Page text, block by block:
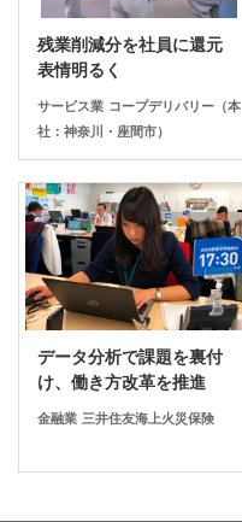
残業削減分を社員に還元
表情明るく
サービス業 コープデリバリー（本
社：神奈川・座間市）
データ分析で課題を裏付
け、働き方改革を推進
金融業 三井住友海上火災保険